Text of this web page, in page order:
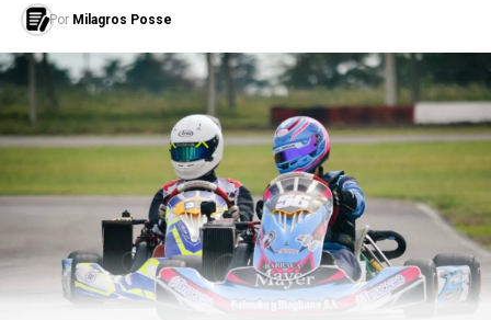
Por Milagros Posse